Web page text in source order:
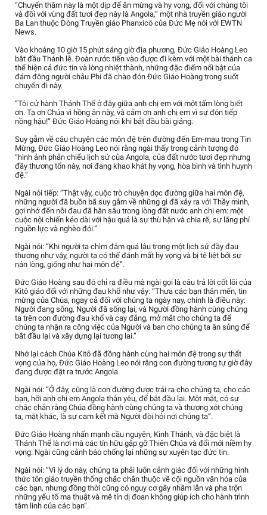
“Chuyến thăm này là một dịp để ăn mừng và hy vọng, đối với chúng tôi
và đối với vùng đất tươi đẹp này là Angola,” một nhà truyền giáo người
Ba Lan thuộc Dòng Truyền giáo Phanxicô của Đức Mẹ nói với EWTN
News.
Vào khoảng 10 giờ 15 phút sáng giờ địa phương, Đức Giáo Hoàng Leo
bắt đầu Thánh lễ. Đoàn rước tiến vào được đi kèm với một bài thánh ca
thể hiện cả đức tin và lòng nhiệt thành, những đặc điểm nổi bật của
đám đông người châu Phi đã chào đón Đức Giáo Hoàng trong suốt
chuyến đi này.
“Tôi cử hành Thánh Thể ở đây giữa anh chị em với một tấm lòng biết
ơn. Tạ ơn Chúa vì hồng ân này, và cảm ơn anh chị em vì sự đón tiếp
nồng hậu!” Đức Giáo Hoàng nói khi bắt đầu bài giảng.
Suy gẫm về câu chuyện các môn đệ trên đường đến Em-mau trong Tin
Mừng, Đức Giáo Hoàng Leo nói rằng ngài thấy trong cảnh tượng đó
“hình ảnh phản chiếu lịch sử của Angola, của đất nước tươi đẹp nhưng
đầy thương tổn này, nơi đang khao khát hy vọng, hòa bình và tình huynh
đệ.”
Ngài nói tiếp: “Thật vậy, cuộc trò chuyện dọc đường giữa hai môn đệ,
những người đã buồn bã suy gẫm về những gì đã xảy ra với Thầy mình,
gợi nhớ đến nỗi đau đã hằn sâu trong lòng đất nước anh chị em: một
cuộc nội chiến kéo dài với hậu quả là sự thù hận và chia rẽ, sự lãng phí
nguồn lực và nghèo đói.”
Ngài nói: “Khi người ta chìm đắm quá lâu trong một lịch sử đầy đau
thương như vậy, người ta có thể đánh mất hy vọng và bị tê liệt bởi sự
nản lòng, giống như hai môn đệ”.
Đức Giáo Hoàng sau đó chỉ ra điều mà ngài gọi là câu trả lời cốt lõi của
Kitô giáo đối với những đau khổ như vậy: “Thưa các bạn thân mến, tin
mừng của Chúa, ngay cả đối với chúng ta ngày nay, chính là điều này:
Người đang sống, Người đã sống lại, và Người đồng hành cùng chúng
ta trên con đường đau khổ và cay đắng, mở mắt cho chúng ta để
chúng ta nhận ra công việc của Người và ban cho chúng ta ân sủng để
bắt đầu lại và xây dựng lại tương lai.”
Nhớ lại cách Chúa Kitô đã đồng hành cùng hai môn đệ trong sự thất
vọng của họ, Đức Giáo Hoàng Leo nói rằng con đường tương tự giờ đây
đang được đặt ra trước Angola.
Ngài nói: “Ở đây, cũng là con đường được trải ra cho chúng ta, cho các
bạn, hỡi anh chị em Angola thân yêu, để bắt đầu lại. Một mặt, có sự
chắc chắn rằng Chúa đồng hành cùng chúng ta và thương xót chúng
ta, mặt khác, là sự cam kết mà Người đòi hỏi nơi chúng ta”.
Đức Giáo Hoàng nhấn mạnh cầu nguyện, Kinh Thánh, và đặc biệt là
Thánh Thể là nơi mà các tín hữu gặp gỡ Thiên Chúa và đổi mới niềm hy
vọng. Ngài cũng cảnh báo chống lại những sự xuyên tạc đức tin.
Ngài nói: “Vì lý do này, chúng ta phải luôn cảnh giác đối với những hình
thức tôn giáo truyền thống chắc chắn thuộc về cội nguồn văn hóa của
các bạn, nhưng đồng thời cũng có nguy cơ gây nhầm lẫn và pha trộn
những yếu tố ma thuật và mê tín dị đoan không giúp ích cho hành trình
tâm linh của các bạn”.